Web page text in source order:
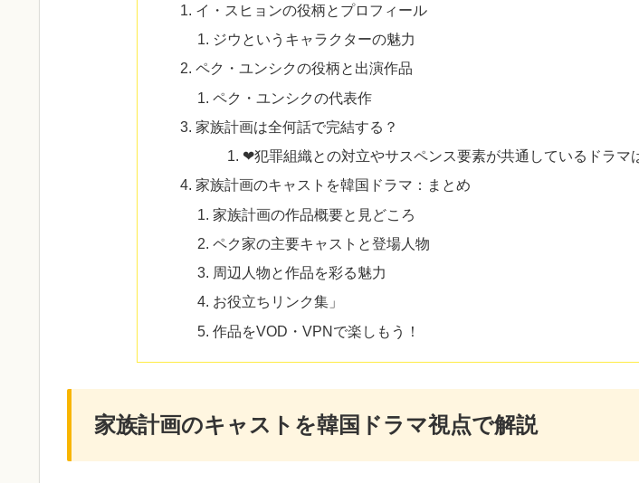
イ・スヒョンの役柄とプロフィール
ジウというキャラクターの魅力
ペク・ユンシクの役柄と出演作品
ペク・ユンシクの代表作
家族計画は全何話で完結する？
❤犯罪組織との対立やサスペンス要素が共通しているドラマ
家族計画のキャストを韓国ドラマ：まとめ
家族計画の作品概要と見どころ
ペク家の主要キャストと登場人物
周辺人物と作品を彩る魅力
お役立ちリンク集」
作品をVOD・VPNで楽しもう！
家族計画のキャストを韓国ドラマ視点で解説